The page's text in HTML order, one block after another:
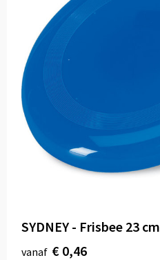
SYDNEY - Frisbee 23 cm
vanaf € 0,46